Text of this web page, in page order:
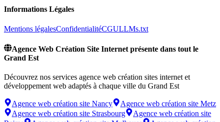
Informations Légales
Mentions légalesConfidentialitéCGULLMs.txt
Agence Web Création Site Internet présente dans tout le
Grand Est
Découvrez nos services agence web création sites internet et
développement web adaptés à chaque ville du Grand Est
Agence web création site Nancy Agence web création site Metz
Agence web création site Strasbourg
Agence web création site